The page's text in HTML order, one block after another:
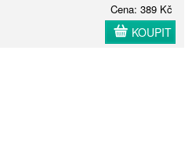
Cena: 389 Kč
KOUPIT